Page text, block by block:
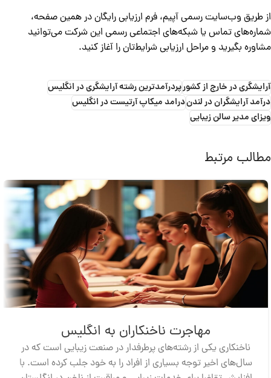
از طریق وب‌سایت رسمی آپیم، فرم ارزیابی رایگان در همین صفحه،
شماره‌های تماس یا شبکه‌های اجتماعی رسمی این شرکت می‌توانید
مشاوره بگیرید و مراحل ارزیابی شرایط‌تان را آغاز کنید.
آرایشگری در خارج از کشورپردرآمدترین رشته آرایشگری در انگلیس
درآمد آرایشگران در لندندرامد میکاپ آرتیست در انگلیس
ویزای مدیر سالن‌ زیبایی
مطالب مرتبط
مهاجرت ناخنکاران به انگلیس
ناخنکاری یکی از رشته‌های پرطرفدار در صنعت زیبایی است که در
سال‌های اخیر توجه بسیاری از افراد را به خود جلب کرده است. با